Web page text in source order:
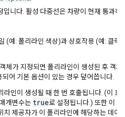
니다. 활성 다중선은 차량이 현재 통과하
(예: 폴리라인 색상)과 상호작용 (예: 클릭
객체가 지정되면 폴리라인이 생성된 후 객체
어 기본 옵션이 있는 경우 덮어씁니다.
라인이 생성될 때 한 번 호출됩니다. (이 호
매개변수는 true로 설정됩니다.) 또한 이
치 제공자가 이 폴리라인에 해당하는 데이